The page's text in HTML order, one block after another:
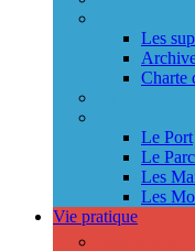
Les
Charte
Le Port
Le
Les
Les
Vie pratique